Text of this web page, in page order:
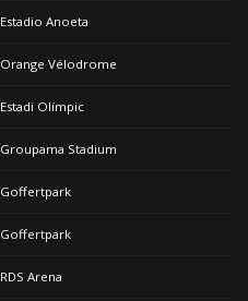
Estadio Anoeta
Orange Vélodrome
Estadi Olímpic
Groupama Stadium
Goffertpark
Goffertpark
RDS Arena